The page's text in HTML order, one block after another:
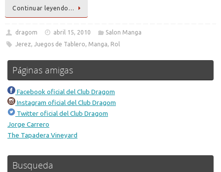
Continuar leyendo…
dragom abril 15, 2010
Salon Manga
Jerez, Juegos de Tablero, Manga, Rol
Páginas amigas
Facebook oficial del Club Dragom
Instagram oficial del Club Dragom
Twitter oficial del Club Dragom
Jorge Carrero
The Tapadera Vineyard
Busqueda